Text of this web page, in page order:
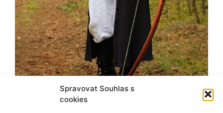
Spravovat Souhlas s
cookies